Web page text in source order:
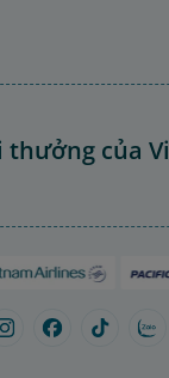
thưởng của